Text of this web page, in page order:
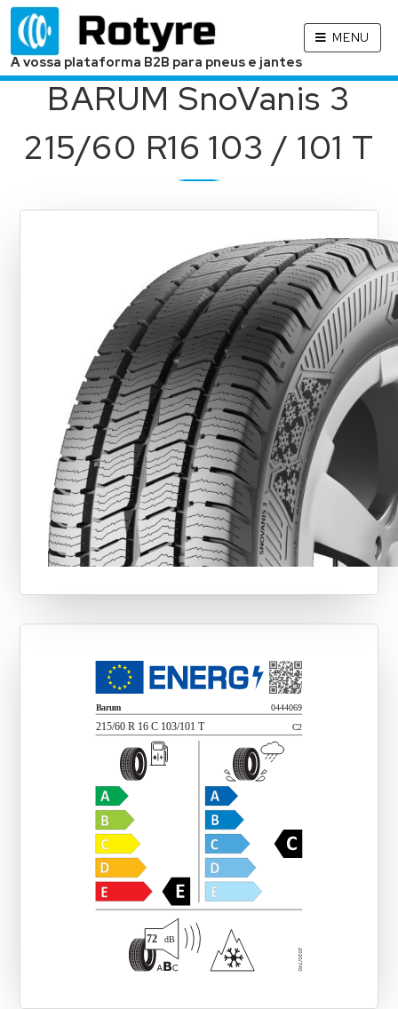
A vossa plataforma B2B para pneus e jantes
MENU
BARUM SnoVanis 3
215/60 R16 103 / 101 T